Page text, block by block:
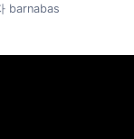
11월 18일
barnabas